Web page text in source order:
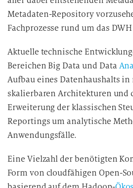
Metadaten-Repository
Fachprozesse rund um das
Aktuelle technische
Bereichen Big Data und Data
Aufbau eines Datenhaushalts
skalierbaren Architekturen und
Erweiterung der klassischen
Reportings um analytische
Anwendungsfälle.
Eine Vielzahl der benötigten
Form von cloudfähigen Open-